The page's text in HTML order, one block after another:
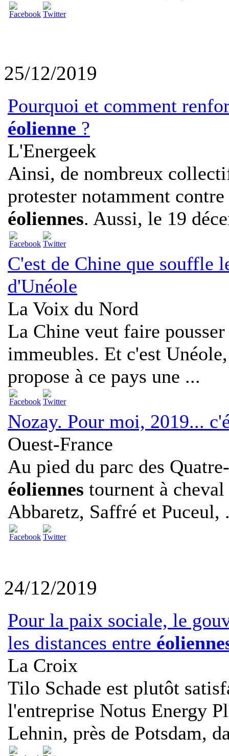
25/12/2019
Pourquoi et comment
éolienne ?
L'Energeek
Ainsi, de nombreux
protester notamment
éoliennes. Aussi, le 19
C'est de Chine que souffle
d'Unéole
La Voix du Nord
La Chine veut faire
immeubles. Et c'est
propose à ce pays une ...
Nozay. Pour moi, 2019...
Ouest-France
Au pied du parc des
éoliennes tournent à
Abbaretz, Saffré et Puceul,
24/12/2019
Pour la paix sociale, le
les distances entre
La Croix
Tilo Schade est plutôt
l'entreprise Notus Energy
Lehnin, près de Potsdam,